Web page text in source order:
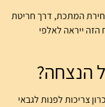
המתכת, דרך חריטת
הזה ייראה לאלפי
הנצחה?
צריכות לפנות לגבאי